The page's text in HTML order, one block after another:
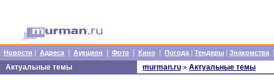
Новости Адреса Аукцион Фото Кино Погода Тендеры Знакомства
Актуальные темы
murman.ru » Актуальные темы